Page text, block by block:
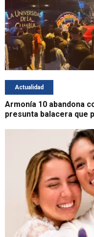
Actualidad
Armonía 10 abandona
presunta balacera que